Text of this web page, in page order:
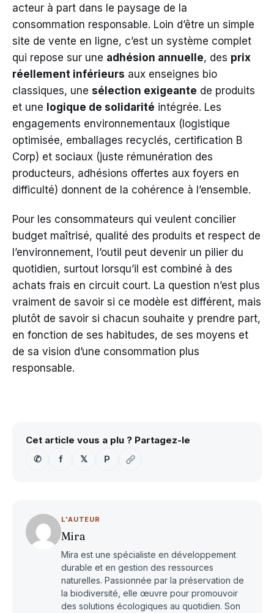
acteur à part dans le paysage de la
consommation responsable. Loin d’être un simple
site de vente en ligne, c’est un système complet
qui repose sur une adhésion annuelle, des prix
réellement inférieurs aux enseignes bio
classiques, une sélection exigeante de produits
et une logique de solidarité intégrée. Les
engagements environnementaux (logistique
optimisée, emballages recyclés, certification B
Corp) et sociaux (juste rémunération des
producteurs, adhésions offertes aux foyers en
difficulté) donnent de la cohérence à l’ensemble.
Pour les consommateurs qui veulent concilier
budget maîtrisé, qualité des produits et respect de
l’environnement, l’outil peut devenir un pilier du
quotidien, surtout lorsqu’il est combiné à des
achats frais en circuit court. La question n’est plus
vraiment de savoir si ce modèle est différent, mais
plutôt de savoir si chacun souhaite y prendre part,
en fonction de ses habitudes, de ses moyens et
de sa vision d’une consommation plus
responsable.
Cet article vous a plu ? Partagez-le
✆
f 𝕏 P
L'AUTEUR
Mira
Mira est une spécialiste en développement
durable et en gestion des ressources
naturelles. Passionnée par la préservation de
la biodiversité, elle œuvre pour promouvoir
des solutions écologiques au quotidien. Son